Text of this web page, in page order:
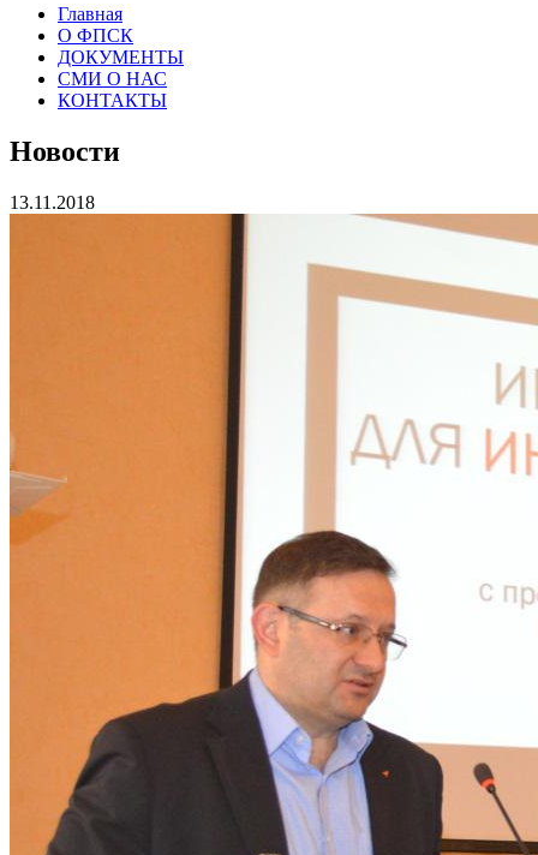
Главная
О ФПСК
ДОКУМЕНТЫ
СМИ О НАС
КОНТАКТЫ
Новости
13.11.2018